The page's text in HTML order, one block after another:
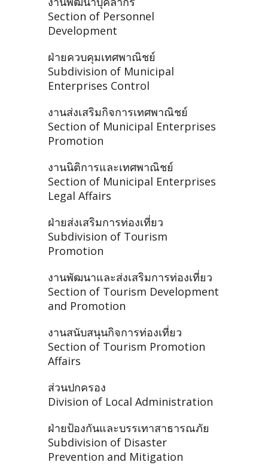
Section of Personnel
Development
ฝ่ายควบคุมเทศพาณิชย์
Subdivision of Municipal
Enterprises Control
งานส่งเสริมกิจการเทศพาณิชย์
Section of Municipal Enterprises
Promotion
งานนิติการและเทศพาณิชย์
Section of Municipal Enterprises
Legal Affairs
ฝ่ายส่งเสริมการท่องเที่ยว
Subdivision of Tourism
Promotion
งานพัฒนาและส่งเสริมการท่องเที่ยว
Section of Tourism Development
and Promotion
งานสนับสนุนกิจการท่องเที่ยว
Section of Tourism Promotion
Affairs
ส่วนปกครอง
Division of Local Administration
ฝ่ายป้องกันและบรรเทาสาธารณภัย
Subdivision of Disaster
Prevention and Mitigation